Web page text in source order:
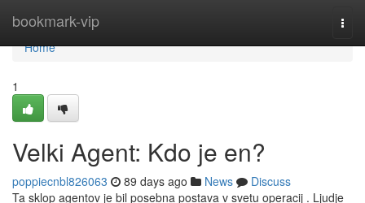
bookmark-vip
Home
Home
1
Velki Agent: Kdo je en?
poppiecnbl826063 89 days ago News
Discuss
Ta sklop agentov je bil posebna postava v svetu operacij . Ljudje